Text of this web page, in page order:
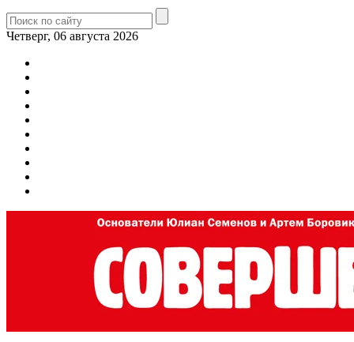
Четверг, 06 августа 2026